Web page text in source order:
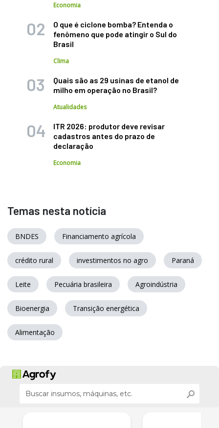
Economia
O que é ciclone bomba? Entenda o
fenômeno que pode atingir o Sul do
Brasil
Clima
Quais são as 29 usinas de etanol de
milho em operação no Brasil?
Atualidades
ITR 2026: produtor deve revisar
cadastros antes do prazo de
declaração
Economia
Temas nesta notícia
BNDES Financiamento agrícola
crédito rural investimentos no agro Paraná
Leite Pecuária brasileira Agroindústria
Bioenergia Transição energética
Alimentação